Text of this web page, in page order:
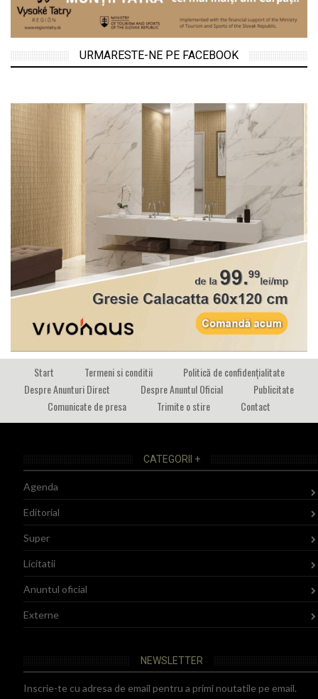
URMARESTE-NE PE FACEBOOK
Start Termeni si conditii
Politică de confidențialitate
Despre Anunturi Direct
Despre Anuntul Oficial
Publicitate
Comunicate de presa
Trimite o stire Contact
CATEGORII +
Agenda
Editorial
Super
Licitatii
Anuntul oficial
Externe
NEWSLETTER
Inscrie-te cu adresa de email pentru a primi noutatile pe email.